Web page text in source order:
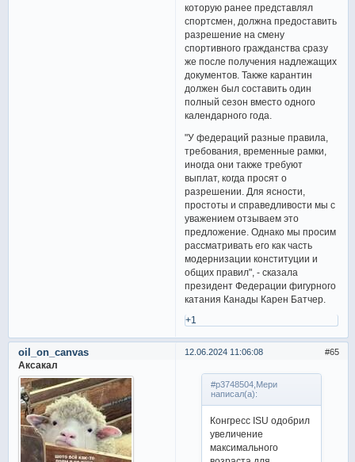
которую ранее представлял
спортсмен, должна предоставить
разрешение на смену
спортивного гражданства сразу
же после получения надлежащих
документов. Также карантин
должен был составить один
полный сезон вместо одного
календарного года.
"У федераций разные правила,
требования, временные рамки,
иногда они также требуют
выплат, когда просят о
разрешении. Для ясности,
простоты и справедливости мы с
уважением отзываем это
предложение. Однако мы просим
рассматривать его как часть
модернизации конституции и
общих правил", - сказала
президент Федерации фигурного
катания Канады Карен Батчер.
+1
65
12.06.2024 11:06:08
oil_on_canvas
Аксакал
#p3748504,Мери
написал(а):
Конгресс ISU одобрил
увеличение
максимального